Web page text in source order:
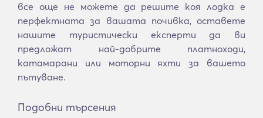
все още не можете да решите коя лодка е
перфектната за вашата почивка, оставете
нашите туристически експерти да ви
предложат най-добрите платноходи,
катамарани или моторни яхти за вашето
пътуване.
Подобни търсения